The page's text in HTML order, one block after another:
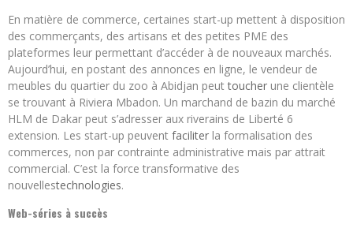
En matière de commerce, certaines start-up mettent à disposition
des commerçants, des artisans et des petites PME des
plateformes leur permettant d’accéder à de nouveaux marchés.
Aujourd’hui, en postant des annonces en ligne, le vendeur de
meubles du quartier du zoo à Abidjan peuttoucher une clientèle
se trouvant à Riviera Mbadon. Un marchand de bazin du marché
HLM de Dakar peut s’adresser aux riverains de Liberté 6
extension. Les start-up peuvent faciliter la formalisation des
commerces, non par contrainte administrative mais par attrait
commercial. C’est la force transformative des
nouvellestechnologies.
Web-séries à succès